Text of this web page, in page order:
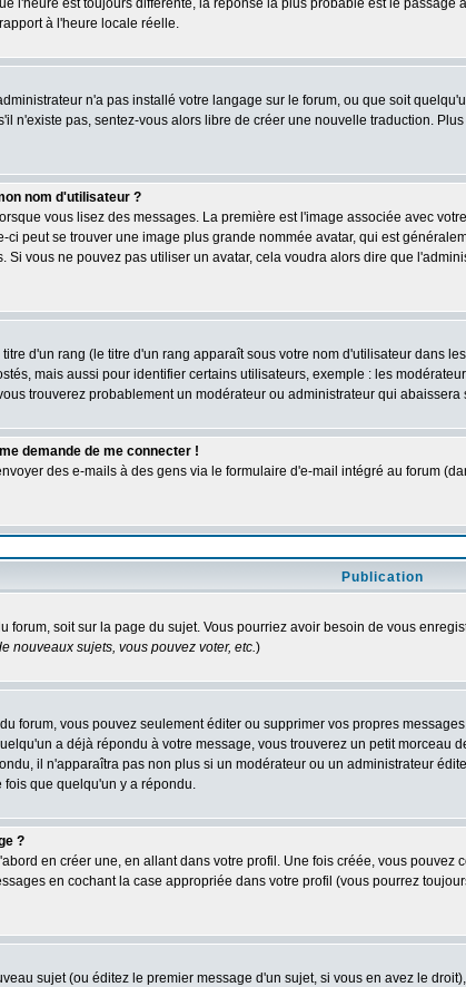
l'heure est toujours différente, la réponse la plus probable est le
à l'heure locale réelle.
n'a pas installé votre langage sur le forum, ou que soit
n'existe pas, sentez-vous alors libre de créer une nouvelle traduction.
nom d'utilisateur ?
vous lisez des messages. La première est l'image associée avec
ci peut se trouver une image plus grande nommée avatar, qui est
vous ne pouvez pas utiliser un avatar, cela voudra alors dire que
d'un rang (le titre d'un rang apparaît sous votre nom d'utilisateur dans
mais aussi pour identifier certains utilisateurs, exemple : les
trouverez probablement un modérateur ou administrateur qui
demande de me connecter !
des e-mails à des gens via le formulaire d'e-mail intégré au forum
Publication
forum, soit sur la page du sujet. Vous pourriez avoir besoin de vous
nouveaux sujets, vous pouvez voter, etc.)
forum, vous pouvez seulement éditer ou supprimer vos propres
a déjà répondu à votre message, vous trouverez un petit
il n'apparaîtra pas non plus si un modérateur ou un administrateur
que quelqu'un y a répondu.
?
en créer une, en allant dans votre profil. Une fois créée, vous pouvez
en cochant la case appropriée dans votre profil (vous pourrez
sujet (ou éditez le premier message d'un sujet, si vous en avez le